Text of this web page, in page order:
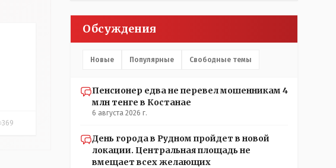
369
Обсуждения
Новые Популярные Свободные темы
Пенсионер едва не перевел мошенникам 4
млн тенге в Костанае
6 августа 2026 г.
День города в Рудном пройдет в новой
локации. Центральная площадь не
вмещает всех желающих